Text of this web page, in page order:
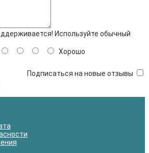
Используйте обычный
Хорошо
Подписаться на новые отзывы